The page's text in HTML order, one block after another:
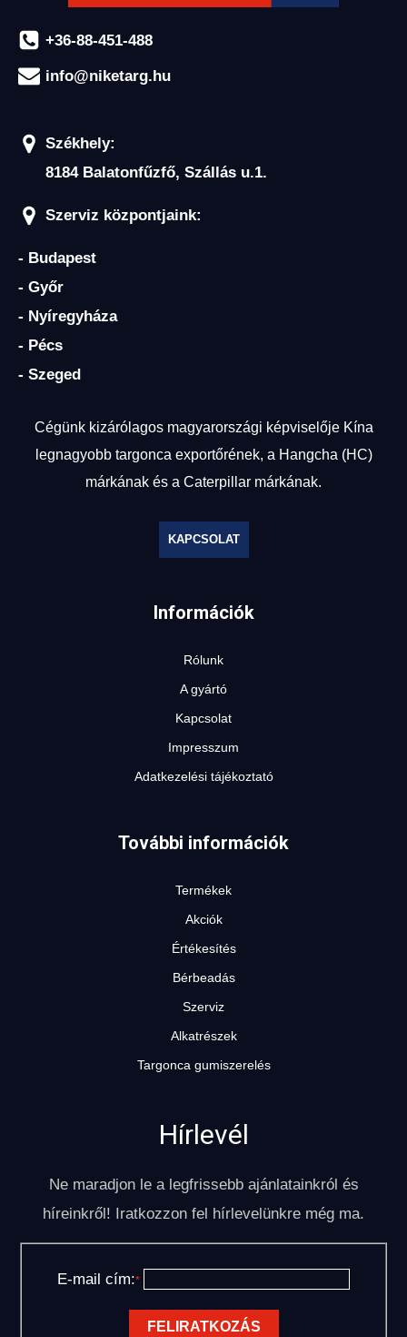
+36-88-451-488
info@niketarg.hu
Székhely:
8184 Balatonfűzfő, Szállás u.1.
Szerviz központjaink:
- Budapest
- Győr
- Nyíregyháza
- Pécs
- Szeged
Cégünk kizárólagos magyarországi képviselője Kína
legnagyobb targonca exportőrének, a Hangcha (HC)
márkának és a Caterpillar márkának.
KAPCSOLAT
Információk
Rólunk
A gyártó
Kapcsolat
Impresszum
Adatkezelési tájékoztató
További információk
Termékek
Akciók
Értékesítés
Bérbeadás
Szerviz
Alkatrészek
Targonca gumiszerelés
Hírlevél
Ne maradjon le a legfrissebb ajánlatainkról és
híreinkről! Iratkozzon fel hírlevelünkre még ma.
E-mail cím:*